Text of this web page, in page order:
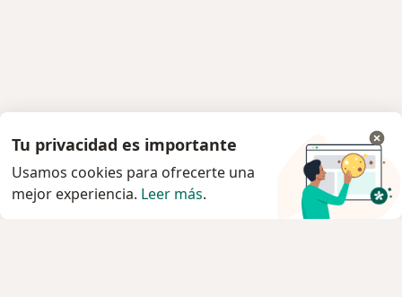
Tu privacidad es importante
Usamos cookies para ofrecerte una
mejor experiencia. Leer más.